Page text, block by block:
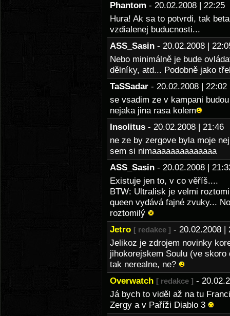
Phantom - 20.02.2008 |
Hura! Ak sa to potvrdi, tak
vzdialenej buducnosti...
ASS_Sasin - 20.02.2008 |
Nebo minimálně je bude
dělníky, atd... Podobně jako
TaSSadar - 20.02.2008 |
se vsadim ze v kampani
nejaka jina rasa kolem
Insolitus - 20.02.2008 |
ne ze by zergove byla moje
sem si nimaaaaaaaaaaaaaa
ASS_Sasin - 20.02.2008 |
Existuje jen to, v co věříš....
BTW: Ultralisk je velmi
queen vydává fajné zvuky...
roztomilý
Jetro [ redakce ] - 20.02.2008
Jelikoz je zdrojem novinky
jihokorejskem Soulu (ve
tak nerealne, ne?
Overwatch [ redakce ] -
Já bych to viděl až na tu
Zergy a v Paříži Diablo 3